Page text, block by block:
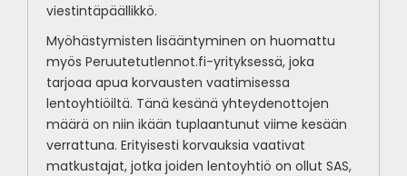
viestintäpäällikkö.
Myöhästymisten lisääntyminen on huomattu
myös Peruutetutlennot.fi-yrityksessä, joka
tarjoaa apua korvausten vaatimisessa
lentoyhtiöiltä. Tänä kesänä yhteydenottojen
määrä on niin ikään tuplaantunut viime kesään
verrattuna. Erityisesti korvauksia vaativat
matkustajat, jotka joiden lentoyhtiö on ollut SAS,